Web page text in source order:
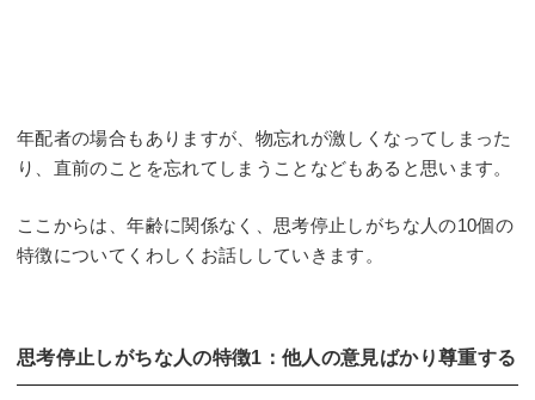
年配者の場合もありますが、物忘れが激しくなってしまった
り、直前のことを忘れてしまうことなどもあると思います。
ここからは、年齢に関係なく、思考停止しがちな人の10個の
特徴についてくわしくお話ししていきます。
思考停止しがちな人の特徴1：他人の意見ばかり尊重する